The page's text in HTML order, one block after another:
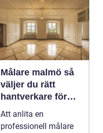
Målare malmö så
väljer du rätt
hantverkare för
hem och företag
Att anlita en
professionell målare